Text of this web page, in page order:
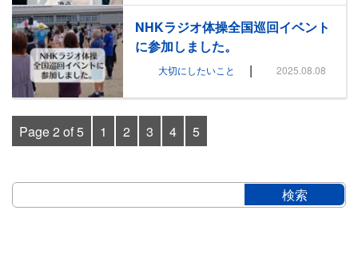
NHKラジオ体操全国巡回イベント
に参加しました。
大切にしたいこと | 2025.08.08
Page 2 of 5 1 2 3 4 5